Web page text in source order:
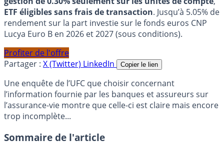
ETF éligibles sans frais de transaction. Jusqu’à 5.05% de
rendement sur la part investie sur le fonds euros CNP
Lucya Euro B en 2026 et 2027 (sous conditions).
Profiter de l'offre
Partager : X (Twitter) LinkedIn Copier le lien
Une enquête de l’UFC que choisir concernant
l’information fournie par les banques et assureurs sur
l’assurance-vie montre que celle-ci est claire mais encore
trop incomplète...
Sommaire de l'article